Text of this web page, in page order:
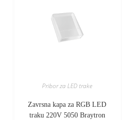
Pribor za LED trake
Zavrsna kapa za RGB LED
traku 220V 5050 Braytron